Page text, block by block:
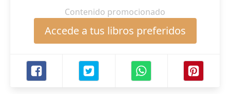
Contenido promocionado
Accede a tus libros preferidos